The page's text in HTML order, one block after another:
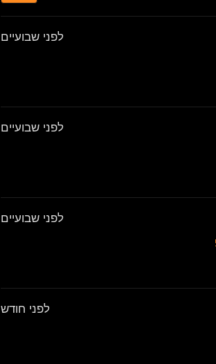
לפני שבועיים
לפני שבועיים
לפני שבועיים
לפני חודש